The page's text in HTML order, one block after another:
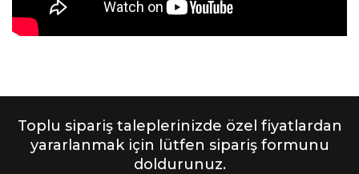
Toplu sipariş taleplerinizde özel fiyatlardan
yararlanmak için lütfen sipariş formunu
doldurunuz.